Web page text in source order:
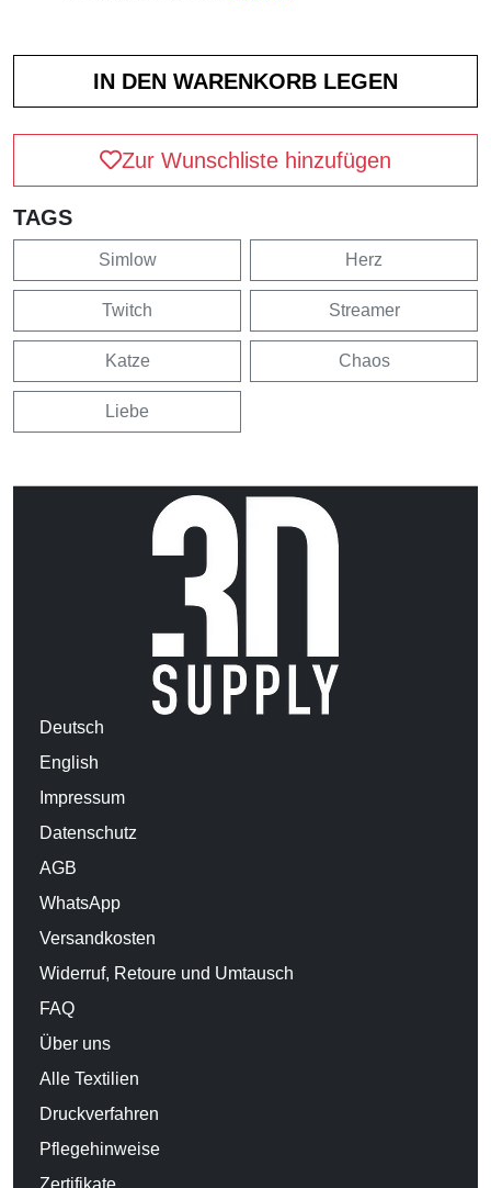
Zur Wunschliste hinzufügen
TAGS
Simlow Herz
Twitch Streamer
Katze Chaos
Liebe
Deutsch
English
Impressum
Datenschutz
AGB
WhatsApp
Versandkosten
Widerruf, Retoure und Umtausch
FAQ
Über uns
Alle Textilien
Druckverfahren
Pflegehinweise